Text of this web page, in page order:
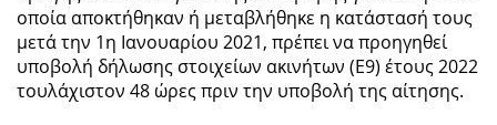
οποία αποκτήθηκαν ή μεταβλήθηκε η κατάστασή τους
μετά την 1η Ιανουαρίου 2021, πρέπει να προηγηθεί
υποβολή δήλωσης στοιχείων ακινήτων (Ε9) έτους 2022
τουλάχιστον 48 ώρες πριν την υποβολή της αίτησης.